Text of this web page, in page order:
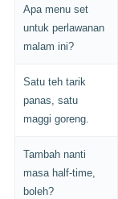
Apa menu set
untuk perlawanan
malam ini?
Satu teh tarik
panas, satu
maggi goreng.
Tambah nanti
masa half-time,
boleh?